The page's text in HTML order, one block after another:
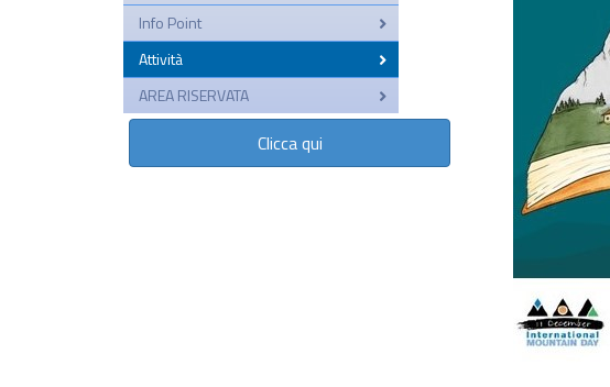
Info Point
Attività
AREA RISERVATA
Clicca qui